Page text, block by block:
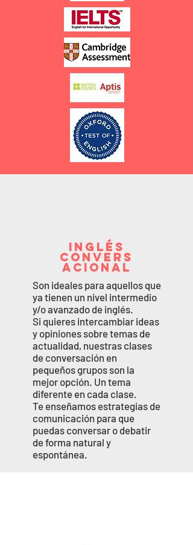
Inglés
convers
acional
Son ideales para aquellos que
ya tienen un nivel intermedio
y/o avanzado de inglés.
Si quieres intercambiar ideas
y opiniones sobre temas de
actualidad, nuestras clases
de conversación en
pequeños grupos son la
mejor opción. Un tema
diferente en cada clase.
Te enseñamos estrategias de
comunicación para que
puedas conversar o debatir
de forma natural y
espontánea.